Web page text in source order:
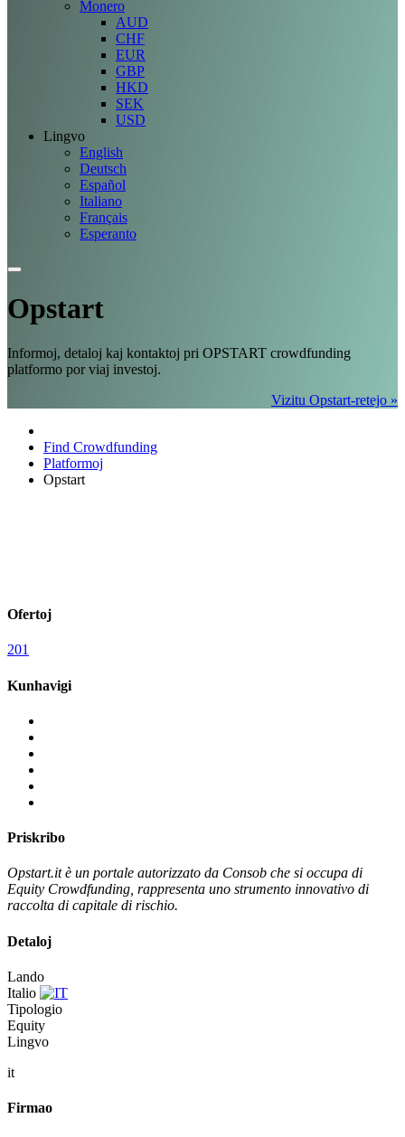
Monero
AUD
CHF
EUR
GBP
HKD
SEK
USD
Lingvo
English
Deutsch
Español
Italiano
Français
Esperanto
Opstart
Informoj, detaloj kaj kontaktoj pri OPSTART crowdfunding
platformo por viaj investoj.
Vizitu Opstart-retejo »
Find Crowdfunding
Platformoj
Opstart
Ofertoj
201
Kunhavigi
Priskribo
Opstart.it è un portale autorizzato da Consob che si occupa di
Equity Crowdfunding, rappresenta uno strumento innovativo di
raccolta di capitale di rischio.
Detaloj
Lando
Italio
Tipologio
Equity
Lingvo
it
Firmao